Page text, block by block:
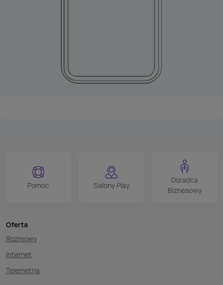
Pomoc Salony Play
Doradca
Biznesowy
Oferta
Rozmowy
Internet
Telemetria